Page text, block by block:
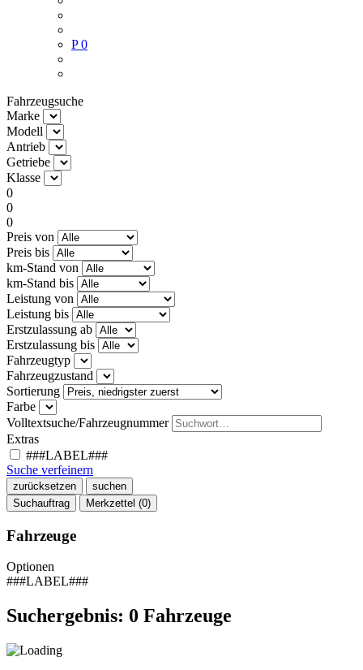
P 0
Fahrzeugsuche
Marke
Modell
Antrieb
Getriebe
Klasse
0
0
0
Preis von
Preis bis
km-Stand von
km-Stand bis
Leistung von
Leistung bis
Erstzulassung ab
Erstzulassung bis
Fahrzeugtyp
Fahrzeugzustand
Sortierung
Farbe
Volltextsuche/Fahrzeugnummer
Extras
###LABEL###
Suche verfeinern
zurücksetzen
suchen
Suchauftrag
Merkzettel (0)
Fahrzeuge
Optionen
###LABEL###
Suchergebnis: 0 Fahrzeuge